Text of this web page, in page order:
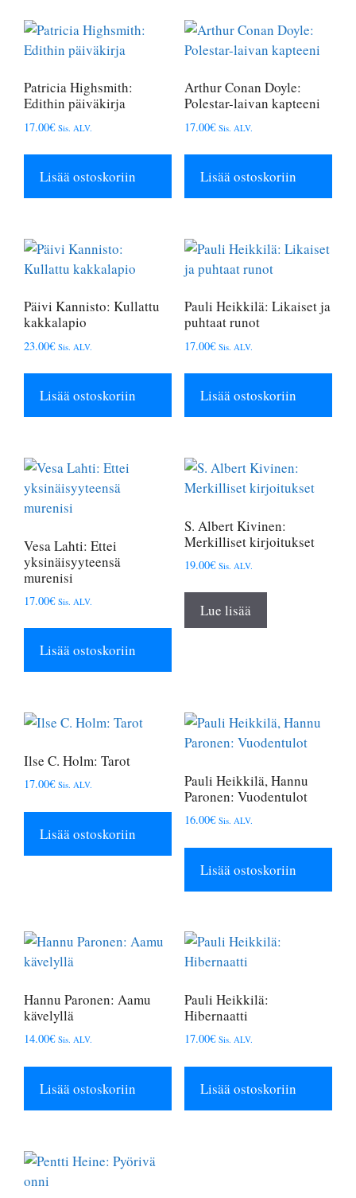
Patricia Highsmith:
Edithin päiväkirja
17.00€ Sis. ALV.
Lisää ostoskoriin
Arthur Conan Doyle:
Polestar-laivan kapteeni
17.00€ Sis. ALV.
Lisää ostoskoriin
Päivi Kannisto: Kullattu
kakkalapio
23.00€ Sis. ALV.
Lisää ostoskoriin
Pauli Heikkilä: Likaiset ja
puhtaat runot
17.00€ Sis. ALV.
Lisää ostoskoriin
Vesa Lahti: Ettei
yksinäisyyteensä
murenisi
17.00€ Sis. ALV.
Lisää ostoskoriin
S. Albert Kivinen:
Merkilliset kirjoitukset
19.00€ Sis. ALV.
Lue lisää
Ilse C. Holm: Tarot
17.00€ Sis. ALV.
Lisää ostoskoriin
Pauli Heikkilä, Hannu
Paronen: Vuodentulot
16.00€ Sis. ALV.
Lisää ostoskoriin
Hannu Paronen: Aamu
kävelyllä
14.00€ Sis. ALV.
Lisää ostoskoriin
Pauli Heikkilä:
Hibernaatti
17.00€ Sis. ALV.
Lisää ostoskoriin